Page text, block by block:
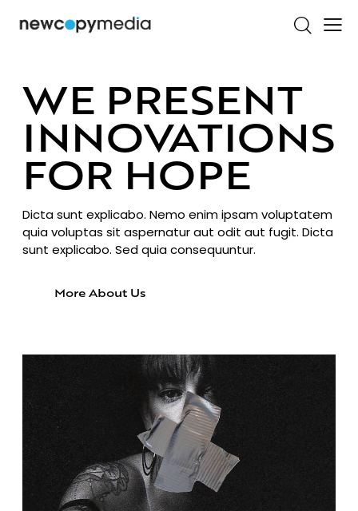
WE PRESENT
INNOVATIONS
FOR HOPE
Dicta sunt explicabo. Nemo enim ipsam voluptatem
quia voluptas sit aspernatur aut odit aut fugit. Dicta
sunt explicabo. Sed quia consequuntur.
More About Us